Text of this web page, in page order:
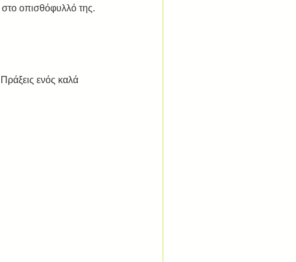
οπισθόφυλλό της.
ενός καλά